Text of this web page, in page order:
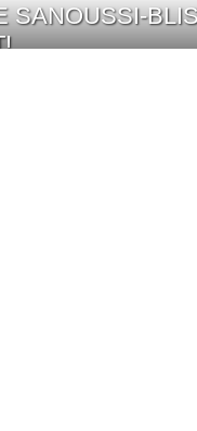
SANOUSSI-